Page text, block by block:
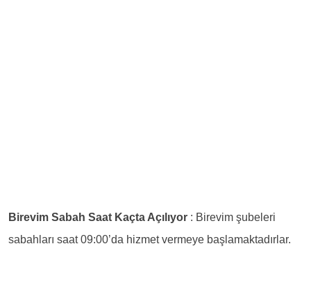
Birevim Sabah Saat Kaçta Açılıyor : Birevim şubeleri
sabahları saat 09:00’da hizmet vermeye başlamaktadırlar.